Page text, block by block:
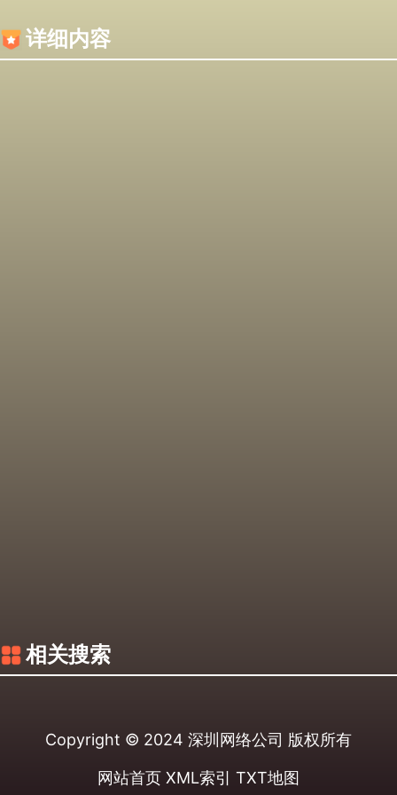
详细内容
相关搜索
Copyright © 2024 深圳网络公司 版权所有
网站首页 XML索引 TXT地图